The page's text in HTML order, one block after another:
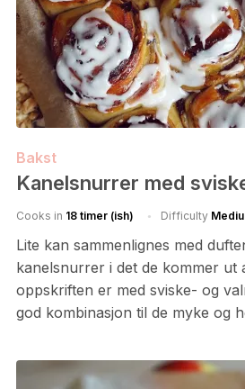
Bakst
Kanelsnurrer med
Cooks in 18 timer (ish) Difficulty
Lite kan sammenlignes med
kanelsnurrer i det de kommer ut
oppskriften er med sviske- og
god kombinasjon til de myke og